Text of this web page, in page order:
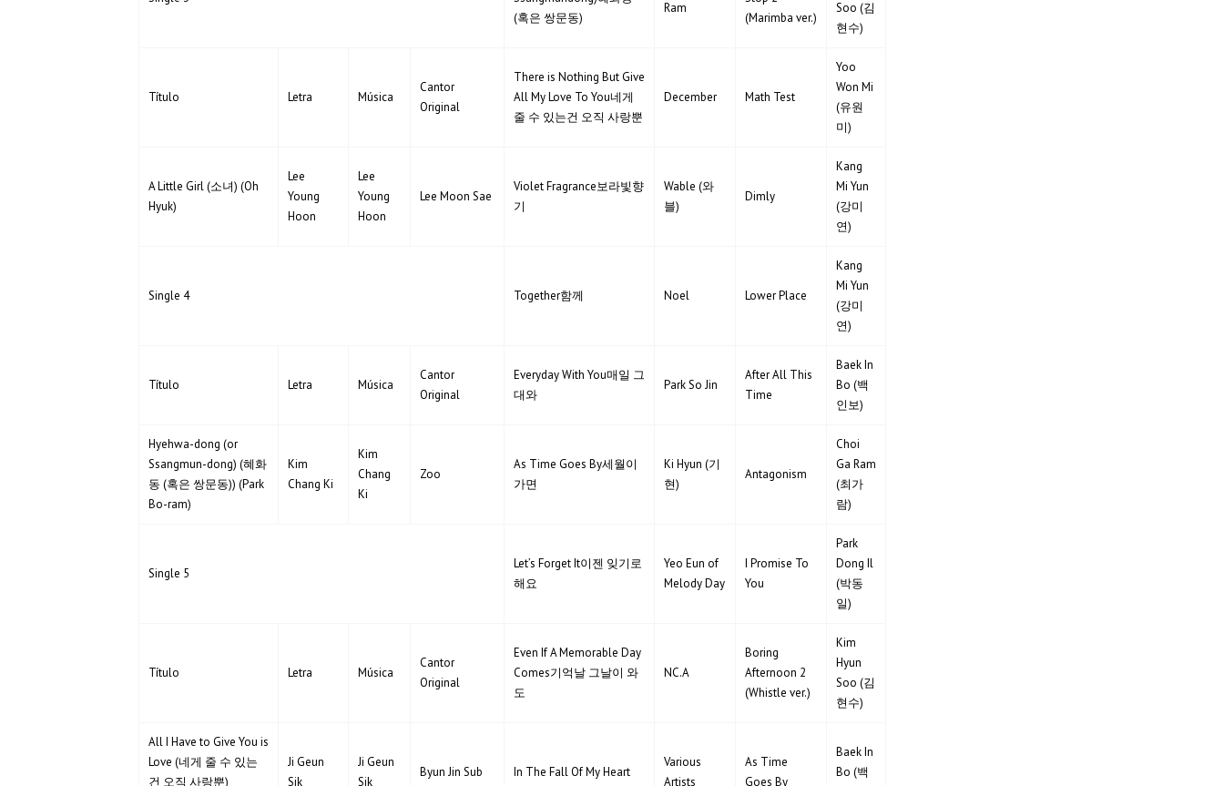
(혹은 쌍문동)
Ram
(Marimba ver.)
Soo (김
현수)
Título Letra Música
Cantor
Original
There is Nothing But Give
All My Love To You네게
줄 수 있는건 오직 사랑뿐
December Math Test
Yoo
Won Mi
(유원
미)
A Little Girl (소녀) (Oh
Hyuk)
Lee
Young
Hoon
Lee
Young
Hoon
Lee Moon Sae
Violet Fragrance보라빛향
기
Wable (와
블)
Dimly
Kang
Mi Yun
(강미
연)
Single 4 Together함께 Noel Lower Place
Kang
Mi Yun
(강미
연)
Título Letra Música
Cantor
Original
Everyday With You매일 그
대와
Park So Jin
After All This
Time
Baek In
Bo (백
인보)
Hyehwa-dong (or
Ssangmun-dong) (혜화
동 (혹은 쌍문동)) (Park
Bo-ram)
Kim
Chang Ki
Kim
Chang
Ki
Zoo
As Time Goes By세월이
가면
Ki Hyun (기
현)
Antagonism
Choi
Ga Ram
(최가
람)
Single 5
Let’s Forget It이젠 잊기로
해요
Yeo Eun of
Melody Day
I Promise To
You
Park
Dong Il
(박동
일)
Título Letra Música
Cantor
Original
Even If A Memorable Day
Comes기억날 그날이 와
도
NC.A
Boring
Afternoon 2
(Whistle ver.)
Kim
Hyun
Soo (김
현수)
All I Have to Give You is
Love (네게 줄 수 있는
건 오직 사랑뿐)
Ji Geun
Sik
Ji Geun
Sik
Byun Jin Sub In The Fall Of My Heart
Various
Artists
As Time
Goes By
Baek In
Bo (백